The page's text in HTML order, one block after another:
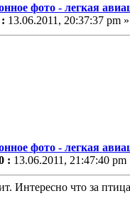
фото - легкая
13.06.2011, 20:37:37 pm »
фото - легкая
: 13.06.2011, 21:47:40 pm
Интересно что за